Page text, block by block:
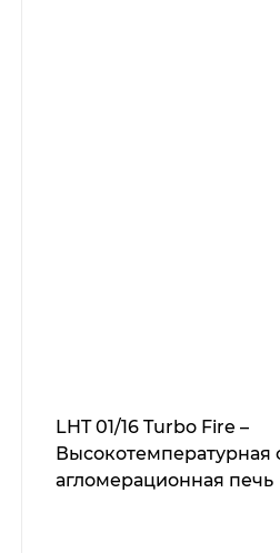
LHT 01/16 Turbo Fire –
Высокотемпературная
агломерационная печь